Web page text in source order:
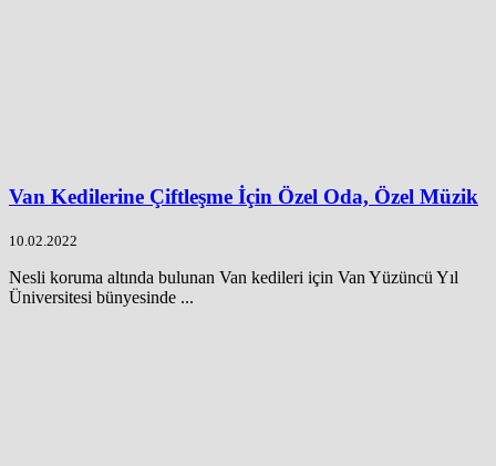
Van Kedilerine Çiftleşme İçin Özel Oda, Özel Müzik
10.02.2022
Nesli koruma altında bulunan Van kedileri için Van Yüzüncü Yıl
Üniversitesi bünyesinde ...